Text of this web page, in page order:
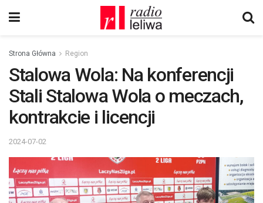
Strona Główna Region
Stalowa Wola: Na konferencji
Stali Stalowa Wola o meczach,
kontrakcie i licencji
2024-07-02